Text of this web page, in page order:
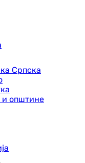
Српска
и општине